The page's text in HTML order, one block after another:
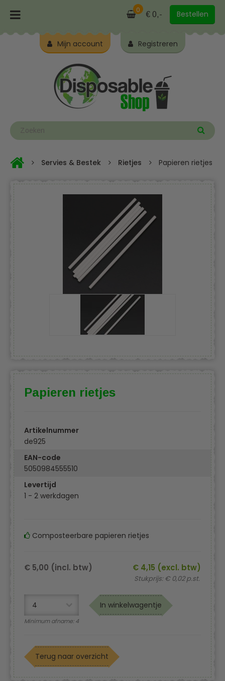
0 € 0,- Bestellen
Mijn account Registreren
Servies & Bestek Rietjes Papieren rietjes
Papieren rietjes
Artikelnummer
de925
EAN-code
5050984555510
Levertijd
1 - 2 werkdagen
Composteerbare papieren rietjes
€ 4,15 (excl. btw)
Stukprijs: € 0,02 p.st.
€ 5,00 (incl. btw)
Minimum afname: 4
In winkelwagentje
Terug naar overzicht